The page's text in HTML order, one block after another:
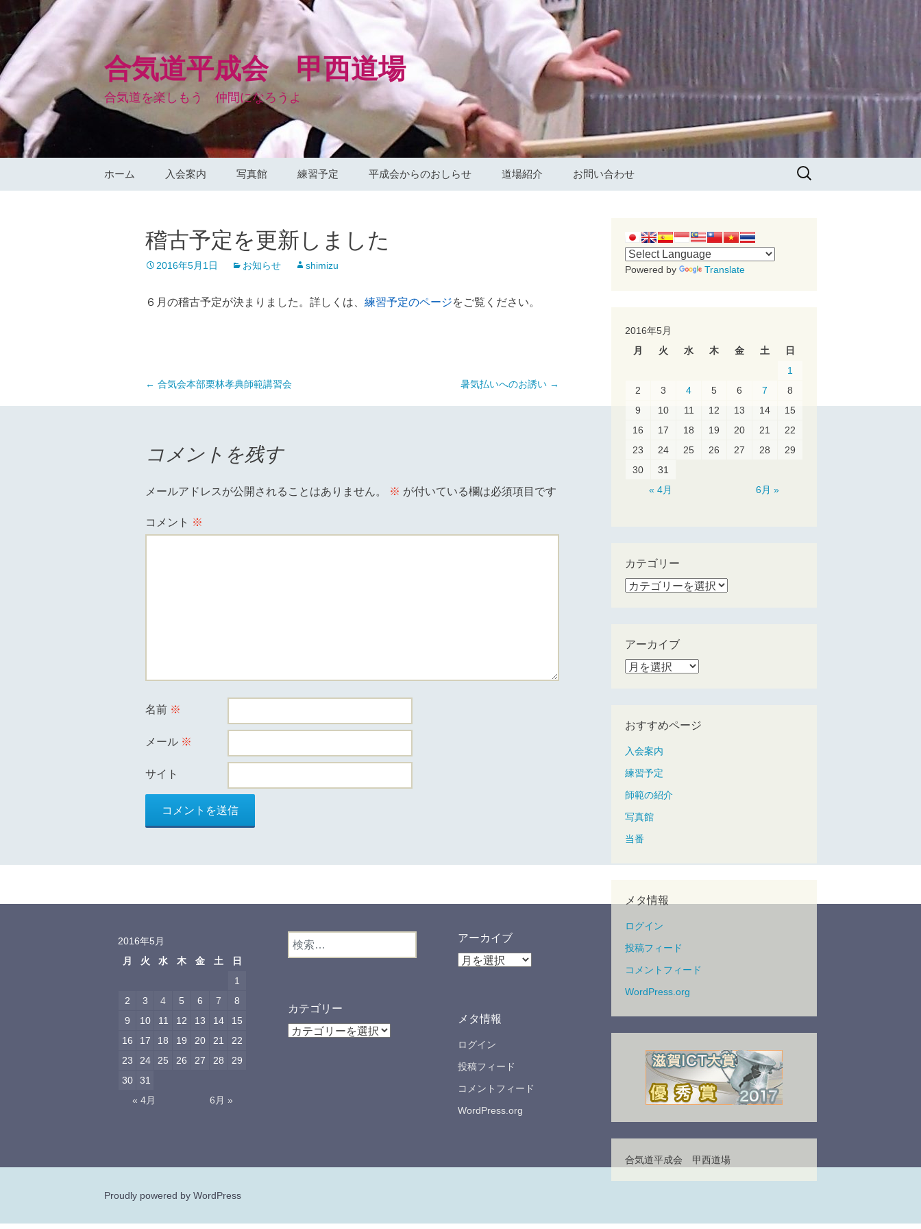
ン
ツ
へ
ス
キ
ッ
合気道平成会 甲西道場
合気道を楽しもう 仲間になろうよ
ホーム 入会案内 写真館 練習予定 平成会からのおしらせ
Facebookページ
道場紹介
坂本道場（大津市）
お問い合わせ
検
稽古予定を更新しました
2016年5月1日 お知らせ shimizu
６月の稽古予定が決まりました。詳しくは、 練習予定のページをご覧ください。
← 合気会本部栗林孝典師範講習会 暑気払いへのお誘い →
コメントを残す
メールアドレスが公開されることはありません。 ※ が付いている欄は必須項目です
コメント ※
名前 ※
メール ※
サイト
Powered by Translate
2016年5月
月
火 水 木 金 土
日
1
2
3 4 5 6 7
8
9
10 11 12 13 14
15
16
17 18 19 20 21
22
23
24 25 26 27 28
29
30
31
« 4月
6月 »
カテゴリー
カ
ー
アーカイブ
ア
ブ
おすすめページ
入会案内
練習予定
師範の紹介
写真館
当番
メタ情報
ログイン
投稿フィード
コメントフィード
WordPress.org
合気道平成会 甲西道場
2016年5月
月
火 水 木 金 土
日
1
2
3 4 5 6 7
8
9
10 11 12 13 14
15
16
17 18 19 20 21
22
23
24 25 26 27 28
29
30
31
« 4月
6月 »
検
索:
アーカイブ
ア
ブ
カテゴリー
カ
メタ情報
ログイン
投稿フィード
コメントフィード
WordPress.org
Proudly powered by WordPress